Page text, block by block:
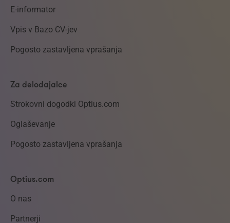
E-informator
Vpis v Bazo CV-jev
Pogosto zastavljena vprašanja
Za delodajalce
Strokovni dogodki Optius.com
Oglaševanje
Pogosto zastavljena vprašanja
Optius.com
O nas
Partnerji